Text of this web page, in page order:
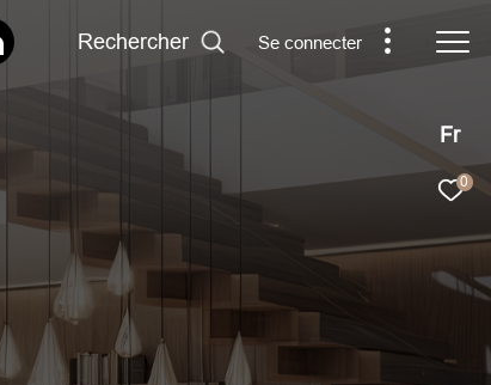
Fr
0
Rechercher Se connecter